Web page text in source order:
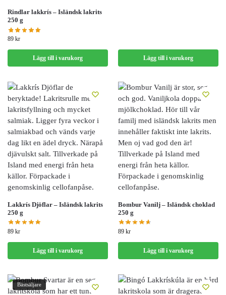
Rindlar lakkrís – Isländsk lakrits
250 g
89 kr
Lägg till i varukorg Lägg till i varukorg
Lakkrís Djöflar – Isländsk lakrits
250 g
89 kr
Lägg till i varukorg
Bombur Vanilj – Isländsk choklad
250 g
89 kr
Lägg till i varukorg
Bästsäljare
Dessa kakor
går inte att
välja bort. De
behövs för att
hemsidan
över huvud
taget ska
fungera.
Statistik
För att vi ska
förbättra
hemsidans
baserat på